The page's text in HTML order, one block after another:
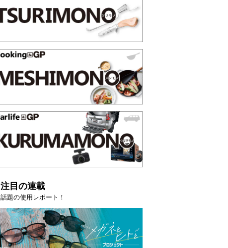
注目の連載
話題の使用レポート！